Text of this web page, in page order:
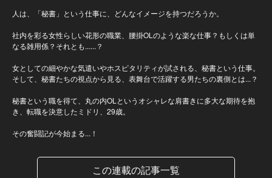
人は、「秘書」という仕事に、どんなイメージを持つだろうか。
社内を彩る女性らしい花形の職業、腰掛OLのような楽な仕事？もしくは単
なる雑用係？それとも......？
女としての細やかな気遣いやホスピタリティが試される、秘書という仕事。
そして、秘書たちの視点から見る、表舞台で活躍する男たちの裏側とは...？
秘書という職を得て、丸の内OLというオシャレな肩書きに多大な期待を抱
き、転職を決意したミドリ、29歳。
その奮闘記が今始まる...！
この連載の記事一覧